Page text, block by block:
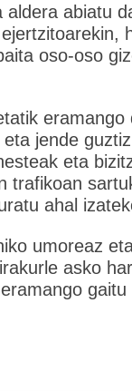
aldera abiatu
oso-oso
eramango
jende guztiz
eta
trafikoan
ahal
umoreaz
asko
gaitu